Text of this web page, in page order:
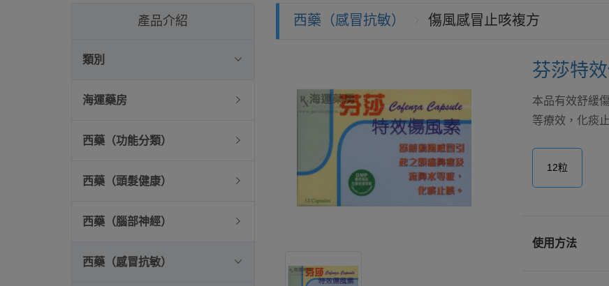
產品介紹
類別
海運藥房
西藥（功能分類）
西藥（頭髮健康）
西藥（腦部神經）
西藥（感冒抗敏）
西藥（感冒抗敏） 傷風感冒止咳複方
芬莎特
本品有效舒緩
等療效，化痰
12粒
使用方法